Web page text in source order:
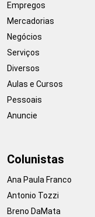
Empregos
Mercadorias
Negócios
Serviços
Diversos
Aulas e Cursos
Pessoais
Anuncie
Colunistas
Ana Paula Franco
Antonio Tozzi
Breno DaMata